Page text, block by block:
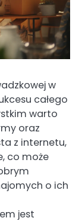
w
całego
warto
oraz
z internetu,
co może
o ich
jest